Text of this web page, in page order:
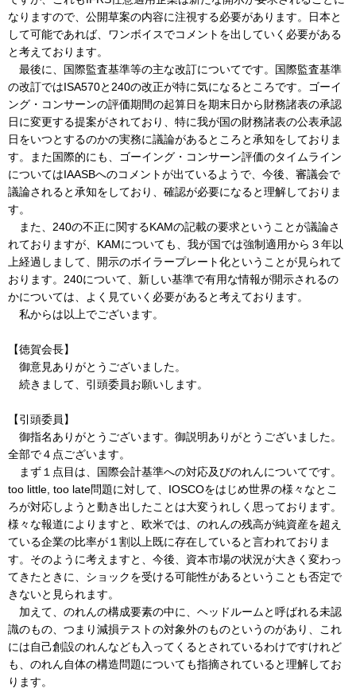
なりますので、公開草案の内容に注視する必要があります。日本と
して可能であれば、ワンボイスでコメントを出していく必要がある
と考えております。
最後に、国際監査基準等の主な改訂についてです。国際監査基準
の改訂ではISA570と240の改正が特に気になるところです。ゴーイ
ング・コンサーンの評価期間の起算日を期末日から財務諸表の承認
日に変更する提案がされており、特に我が国の財務諸表の公表承認
日をいつとするのかの実務に議論があるところと承知をしておりま
す。また国際的にも、ゴーイング・コンサーン評価のタイムライン
についてはIAASBへのコメントが出ているようで、今後、審議会で
議論されると承知をしており、確認が必要になると理解しておりま
す。
また、240の不正に関するKAMの記載の要求ということが議論さ
れておりますが、KAMについても、我が国では強制適用から３年以
上経過しまして、開示のボイラープレート化ということが見られて
おります。240について、新しい基準で有用な情報が開示されるの
かについては、よく見ていく必要があると考えております。
私からは以上でございます。
【徳賀会長】
御意見ありがとうございました。
続きまして、引頭委員お願いします。
【引頭委員】
御指名ありがとうございます。御説明ありがとうございました。
全部で４点ございます。
まず１点目は、国際会計基準への対応及びのれんについてです。
too little, too late問題に対して、IOSCOをはじめ世界の様々なとこ
ろが対応しようと動き出したことは大変うれしく思っております。
様々な報道によりますと、欧米では、のれんの残高が純資産を超え
ている企業の比率が１割以上既に存在していると言われておりま
す。そのように考えますと、今後、資本市場の状況が大きく変わっ
てきたときに、ショックを受ける可能性があるということも否定で
きないと見られます。
加えて、のれんの構成要素の中に、ヘッドルームと呼ばれる未認
識のもの、つまり減損テストの対象外のものというのがあり、これ
には自己創設のれんなども入ってくるとされているわけですけれど
も、のれん自体の構造問題についても指摘されていると理解してお
ります。